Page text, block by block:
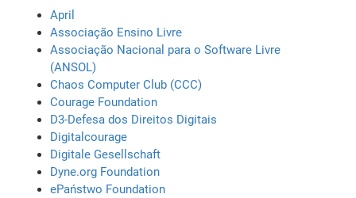
April
Associação Ensino Livre
Associação Nacional para o Software Livre
(ANSOL)
Chaos Computer Club (CCC)
Courage Foundation
D3-Defesa dos Direitos Digitais
Digitalcourage
Digitale Gesellschaft
Dyne.org Foundation
ePaństwo Foundation